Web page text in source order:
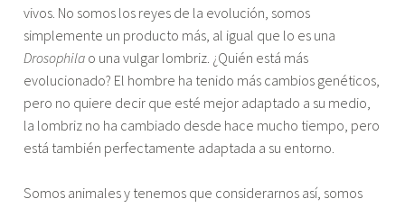
vivos. No somos los reyes de la evolución, somos
simplemente un producto más, al igual que lo es una
Drosophila o una vulgar lombriz. ¿Quién está más
evolucionado? El hombre ha tenido más cambios genéticos,
pero no quiere decir que esté mejor adaptado a su medio,
la lombriz no ha cambiado desde hace mucho tiempo, pero
está también perfectamente adaptada a su entorno.
Somos animales y tenemos que considerarnos así, somos